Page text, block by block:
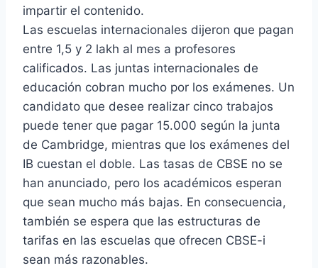
impartir el contenido.
Las escuelas internacionales dijeron que pagan
entre 1,5 y 2 lakh al mes a profesores
calificados. Las juntas internacionales de
educación cobran mucho por los exámenes. Un
candidato que desee realizar cinco trabajos
puede tener que pagar 15.000 según la junta
de Cambridge, mientras que los exámenes del
IB cuestan el doble. Las tasas de CBSE no se
han anunciado, pero los académicos esperan
que sean mucho más bajas. En consecuencia,
también se espera que las estructuras de
tarifas en las escuelas que ofrecen CBSE-i
sean más razonables.